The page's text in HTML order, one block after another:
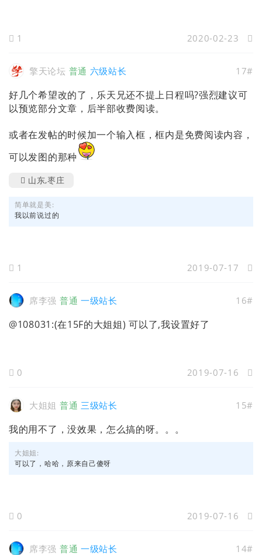
1 2020-02-23
擎天论坛 普通 六级站长 17#
好几个希望改的了，乐天兄还不提上日程吗?强烈建议可
以预览部分文章，后半部收费阅读。
或者在发帖的时候加一个输入框，框内是免费阅读内容，
可以发图的那种
山东,枣庄
简单就是美:
我以前说过的
1 2019-07-17
席李强 普通 一级站长 16#
@108031:(在15F的大姐姐) 可以了,我设置好了
0 2019-07-16
大姐姐 普通 三级站长 15#
我的用不了，没效果，怎么搞的呀。。。
大姐姐:
可以了，哈哈，原来自己傻呀
0 2019-07-16
席李强 普通 一级站长 14#